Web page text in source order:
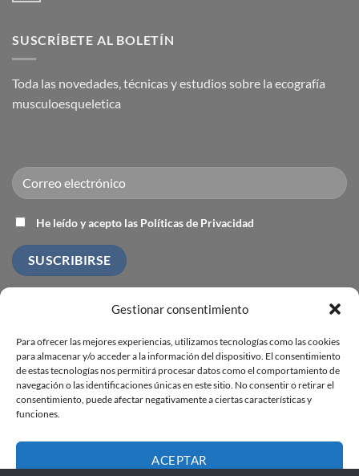
Gestionar consentimiento
Para ofrecer las mejores experiencias, utilizamos tecnologías como las cookies
para almacenar y/o acceder a la información del dispositivo. El consentimiento
de estas tecnologías nos permitirá procesar datos como el comportamiento de
navegación o las identificaciones únicas en este sitio. No consentir o retirar el
consentimiento, puede afectar negativamente a ciertas características y
funciones.
ACEPTAR
fonendo
del
y
Ventajas
SUSCRÍBETE AL BOLETÍN
Toda las novedades, técnicas y estudios sobre la ecografía
musculoesqueletica
He leído y acepto las Políticas de Privacidad
ACREDITACIÓN:
Comisión de Formación Continuada (Sistema Nacional de
Salud) y a la Sociedad Europea de Especialidades Médicas